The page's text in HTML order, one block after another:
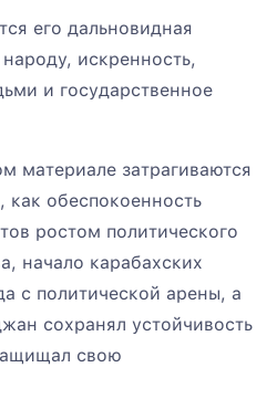
его дальновидная
искренность,
и государственное
материале затрагиваются
обеспокоенность
ростом политического
начало карабахских
с политической арены, а
сохранял устойчивость
свою